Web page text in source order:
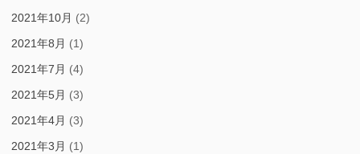
2021年10月 (2)
2021年8月 (1)
2021年7月 (4)
2021年5月 (3)
2021年4月 (3)
2021年3月 (1)